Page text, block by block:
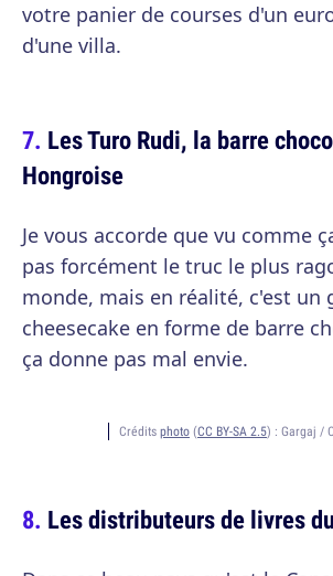
votre panier de courses d'un
d'une villa.
Les Turo Rudi, la barre
Hongroise
Je vous accorde que vu comme
pas forcément le truc le plus
monde, mais en réalité, c'est un
cheesecake en forme de barre
ça donne pas mal envie.
Crédits photo (CC BY-SA 2.5) : Gargaj /
Les distributeurs de livres